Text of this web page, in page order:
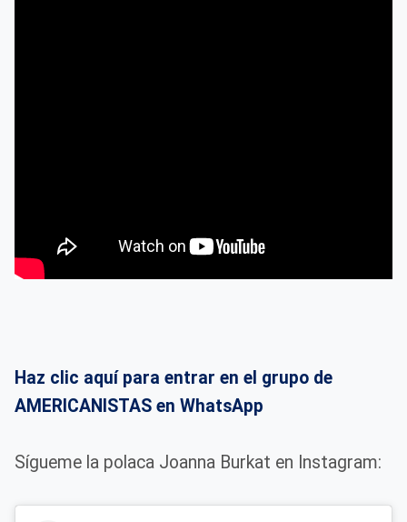
Haz clic aquí para entrar en el grupo de
AMERICANISTAS en WhatsApp
Sígueme la polaca Joanna Burkat en Instagram: